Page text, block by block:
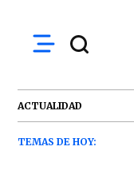
ACTUALIDAD
TEMAS DE HOY: